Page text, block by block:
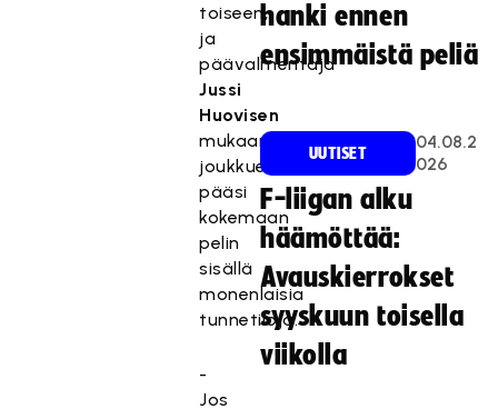
toiseen,
ja
päävalmentaja
Jussi
Huovisen
mukaan
joukkue
pääsi
kokemaan
pelin
sisällä
monenlaisia
tunnetiloja.
-
Jos
hanki ennen
ensimmäistä peliä
UUTISET
04.08.2
026
F-liigan alku
häämöttää:
Avauskierrokset
syyskuun toisella
viikolla